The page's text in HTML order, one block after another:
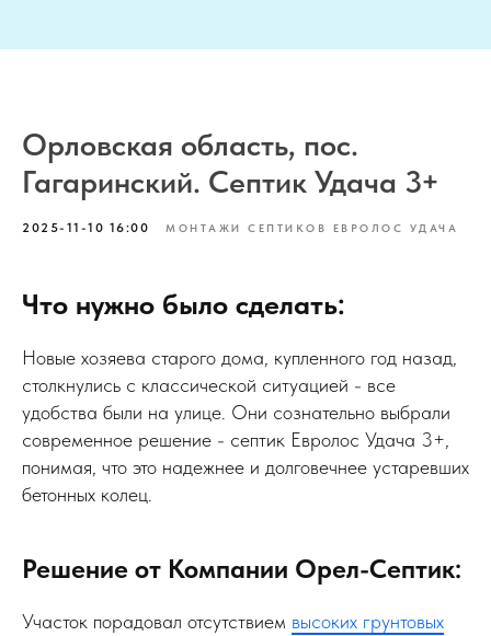
Орловская область, пос.
Гагаринский. Септик Удача 3+
2025-11-10 16:00 МОНТАЖИ СЕПТИКОВ ЕВРОЛОС УДАЧА
Что нужно было сделать:
Новые хозяева старого дома, купленного год назад,
столкнулись с классической ситуацией - все
удобства были на улице. Они сознательно выбрали
современное решение - септик Евролос Удача 3+,
понимая, что это надежнее и долговечнее устаревших
бетонных колец.
Решение от Компании Орел-Септик:
Участок порадовал отсутствием высоких грунтовых